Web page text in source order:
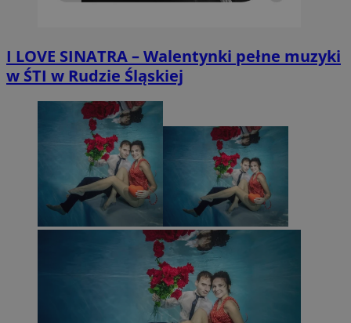
I LOVE SINATRA – Walentynki pełne muzyki
w ŚTI w Rudzie Śląskiej